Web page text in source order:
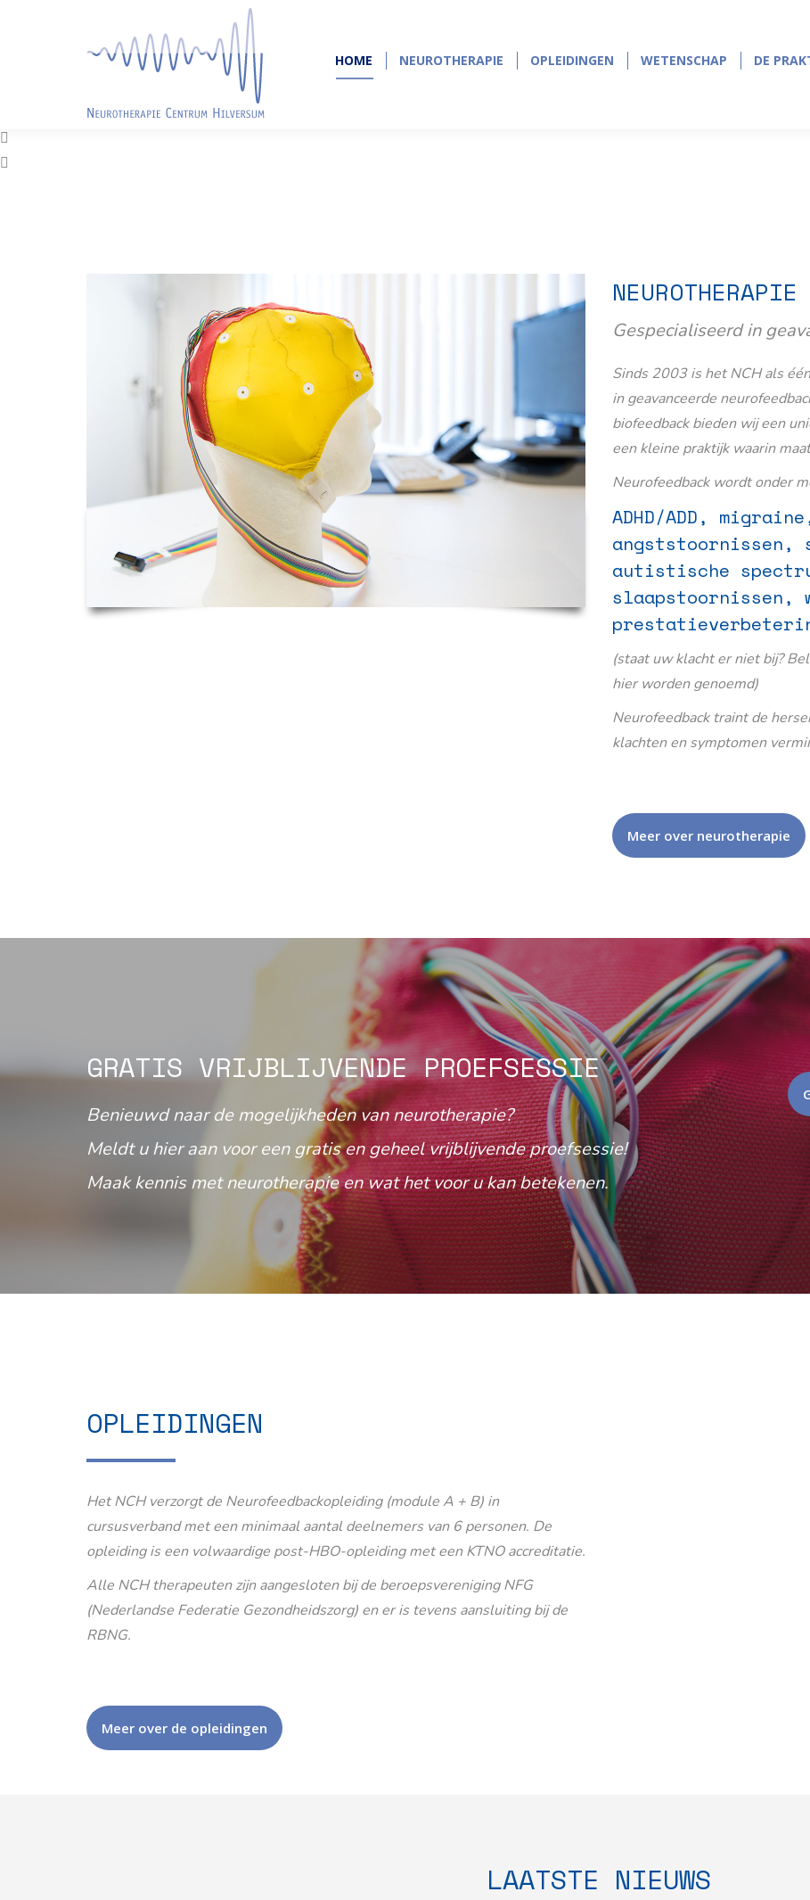
HOME NEUROTHERAPIE OPLEIDINGEN WETENSCHAP DE
Gespecialiseerd in
Sinds 2003 is het NCH als
in geavanceerde
biofeedback bieden wij een
een kleine praktijk waarin
Neurofeedback wordt onder
ADHD/ADD,
angststoornissen,
autistische
slaapstoornissen,
(staat uw klacht er niet bij?
hier worden genoemd)
Neurofeedback traint de
klachten en symptomen
Meer over neurotherapie
GRATIS VRIJBLIJVENDE PROEFSESSIE
Benieuwd naar de mogelijkheden van neurotherapie?
Meldt u hier aan voor een gratis en geheel vrijblijvende proefsessie!
Maak kennis met neurotherapie en wat het voor u kan betekenen.
OPLEIDINGEN
Het NCH verzorgt de Neurofeedbackopleiding (module A + B) in
cursusverband met een minimaal aantal deelnemers van 6 personen. De
opleiding is een volwaardige post-HBO-opleiding met een KTNO accreditatie.
Alle NCH therapeuten zijn aangesloten bij de beroepsvereniging NFG
(Nederlandse Federatie Gezondheidszorg) en er is tevens aansluiting bij de
RBNG.
Meer over de opleidingen
LAATSTE NIEUWS
HOME NEUROTHERAPIE OPLEIDINGEN WETENSCHAP DE